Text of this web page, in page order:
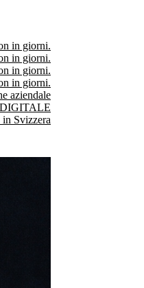
in giorni.
in giorni.
in giorni.
in giorni.
aziendale
Svizzera